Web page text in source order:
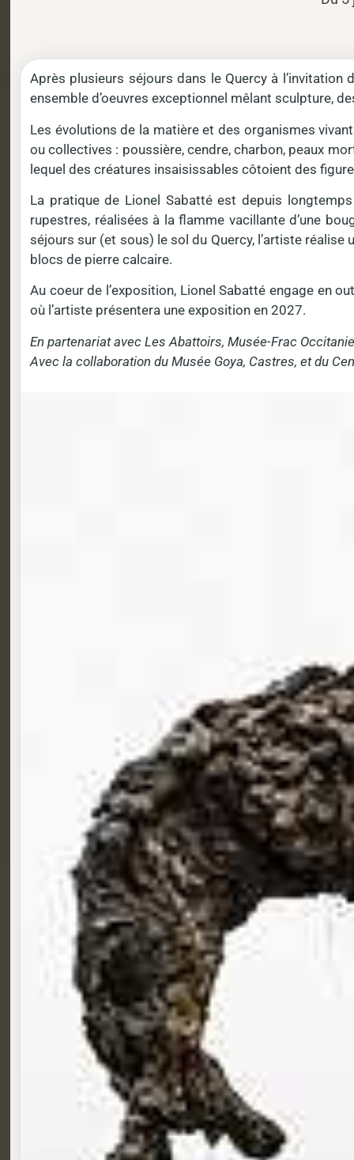
Après plusieurs séjours dans le Quercy à
ensemble d’oeuvres exceptionnel mêlant sculpture,
Les évolutions de la matière et des organismes
ou collectives : poussière, cendre, charbon, peaux
lequel des créatures insaisissables côtoient des
La pratique de Lionel Sabatté est depuis
rupestres, réalisées à la flamme vacillante d’une
séjours sur (et sous) le sol du Quercy, l’artiste
blocs de pierre calcaire.
Au coeur de l’exposition, Lionel Sabatté engage en
où l’artiste présentera une exposition en 2027.
En partenariat avec Les Abattoirs, Musée-Frac
Avec la collaboration du Musée Goya, Castres, et du